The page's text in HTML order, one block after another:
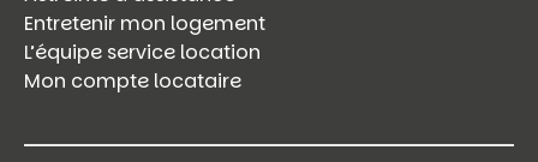
Entretenir mon logement
L’équipe service location
Mon compte locataire